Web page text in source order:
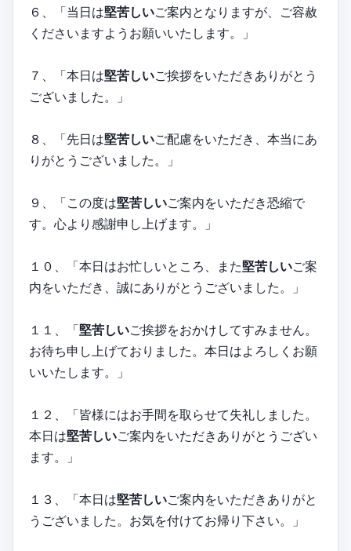
６、「当日は堅苦しいご案内となりますが、ご容赦
くださいますようお願いいたします。」
７、「本日は堅苦しいご挨拶をいただきありがとう
ございました。」
８、「先日は堅苦しいご配慮をいただき、本当にあ
りがとうございました。」
９、「この度は堅苦しいご案内をいただき恐縮で
す。心より感謝申し上げます。」
１０、「本日はお忙しいところ、また堅苦しいご案
内をいただき、誠にありがとうございました。」
１１、「堅苦しいご挨拶をおかけしてすみません。
お待ち申し上げておりました。本日はよろしくお願
いいたします。」
１２、「皆様にはお手間を取らせて失礼しました。
本日は堅苦しいご案内をいただきありがとうござい
ます。」
１３、「本日は堅苦しいご案内をいただきありがと
うございました。お気を付けてお帰り下さい。」